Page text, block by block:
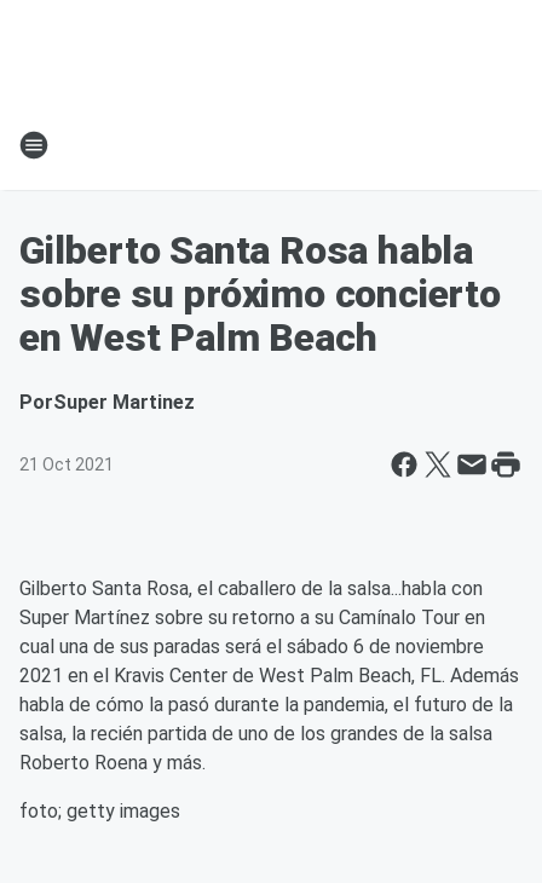
Gilberto Santa Rosa habla
sobre su próximo concierto
en West Palm Beach
PorSuper Martinez
21 Oct 2021
Gilberto Santa Rosa, el caballero de la salsa...habla con
Super Martínez sobre su retorno a su Camínalo Tour en
cual una de sus paradas será el sábado 6 de noviembre
2021 en el Kravis Center de West Palm Beach, FL. Además
habla de cómo la pasó durante la pandemia, el futuro de la
salsa, la recién partida de uno de los grandes de la salsa
Roberto Roena y más.
foto; getty images